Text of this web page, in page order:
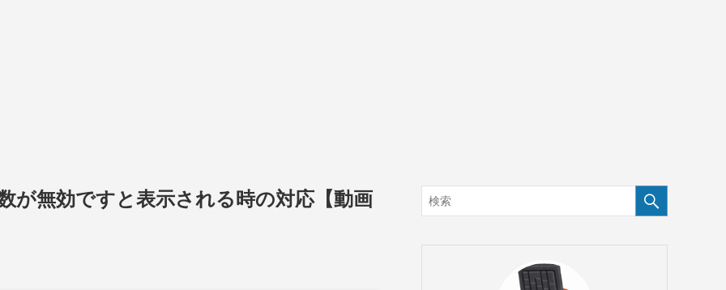
が無効ですと表示される時の対応【動画